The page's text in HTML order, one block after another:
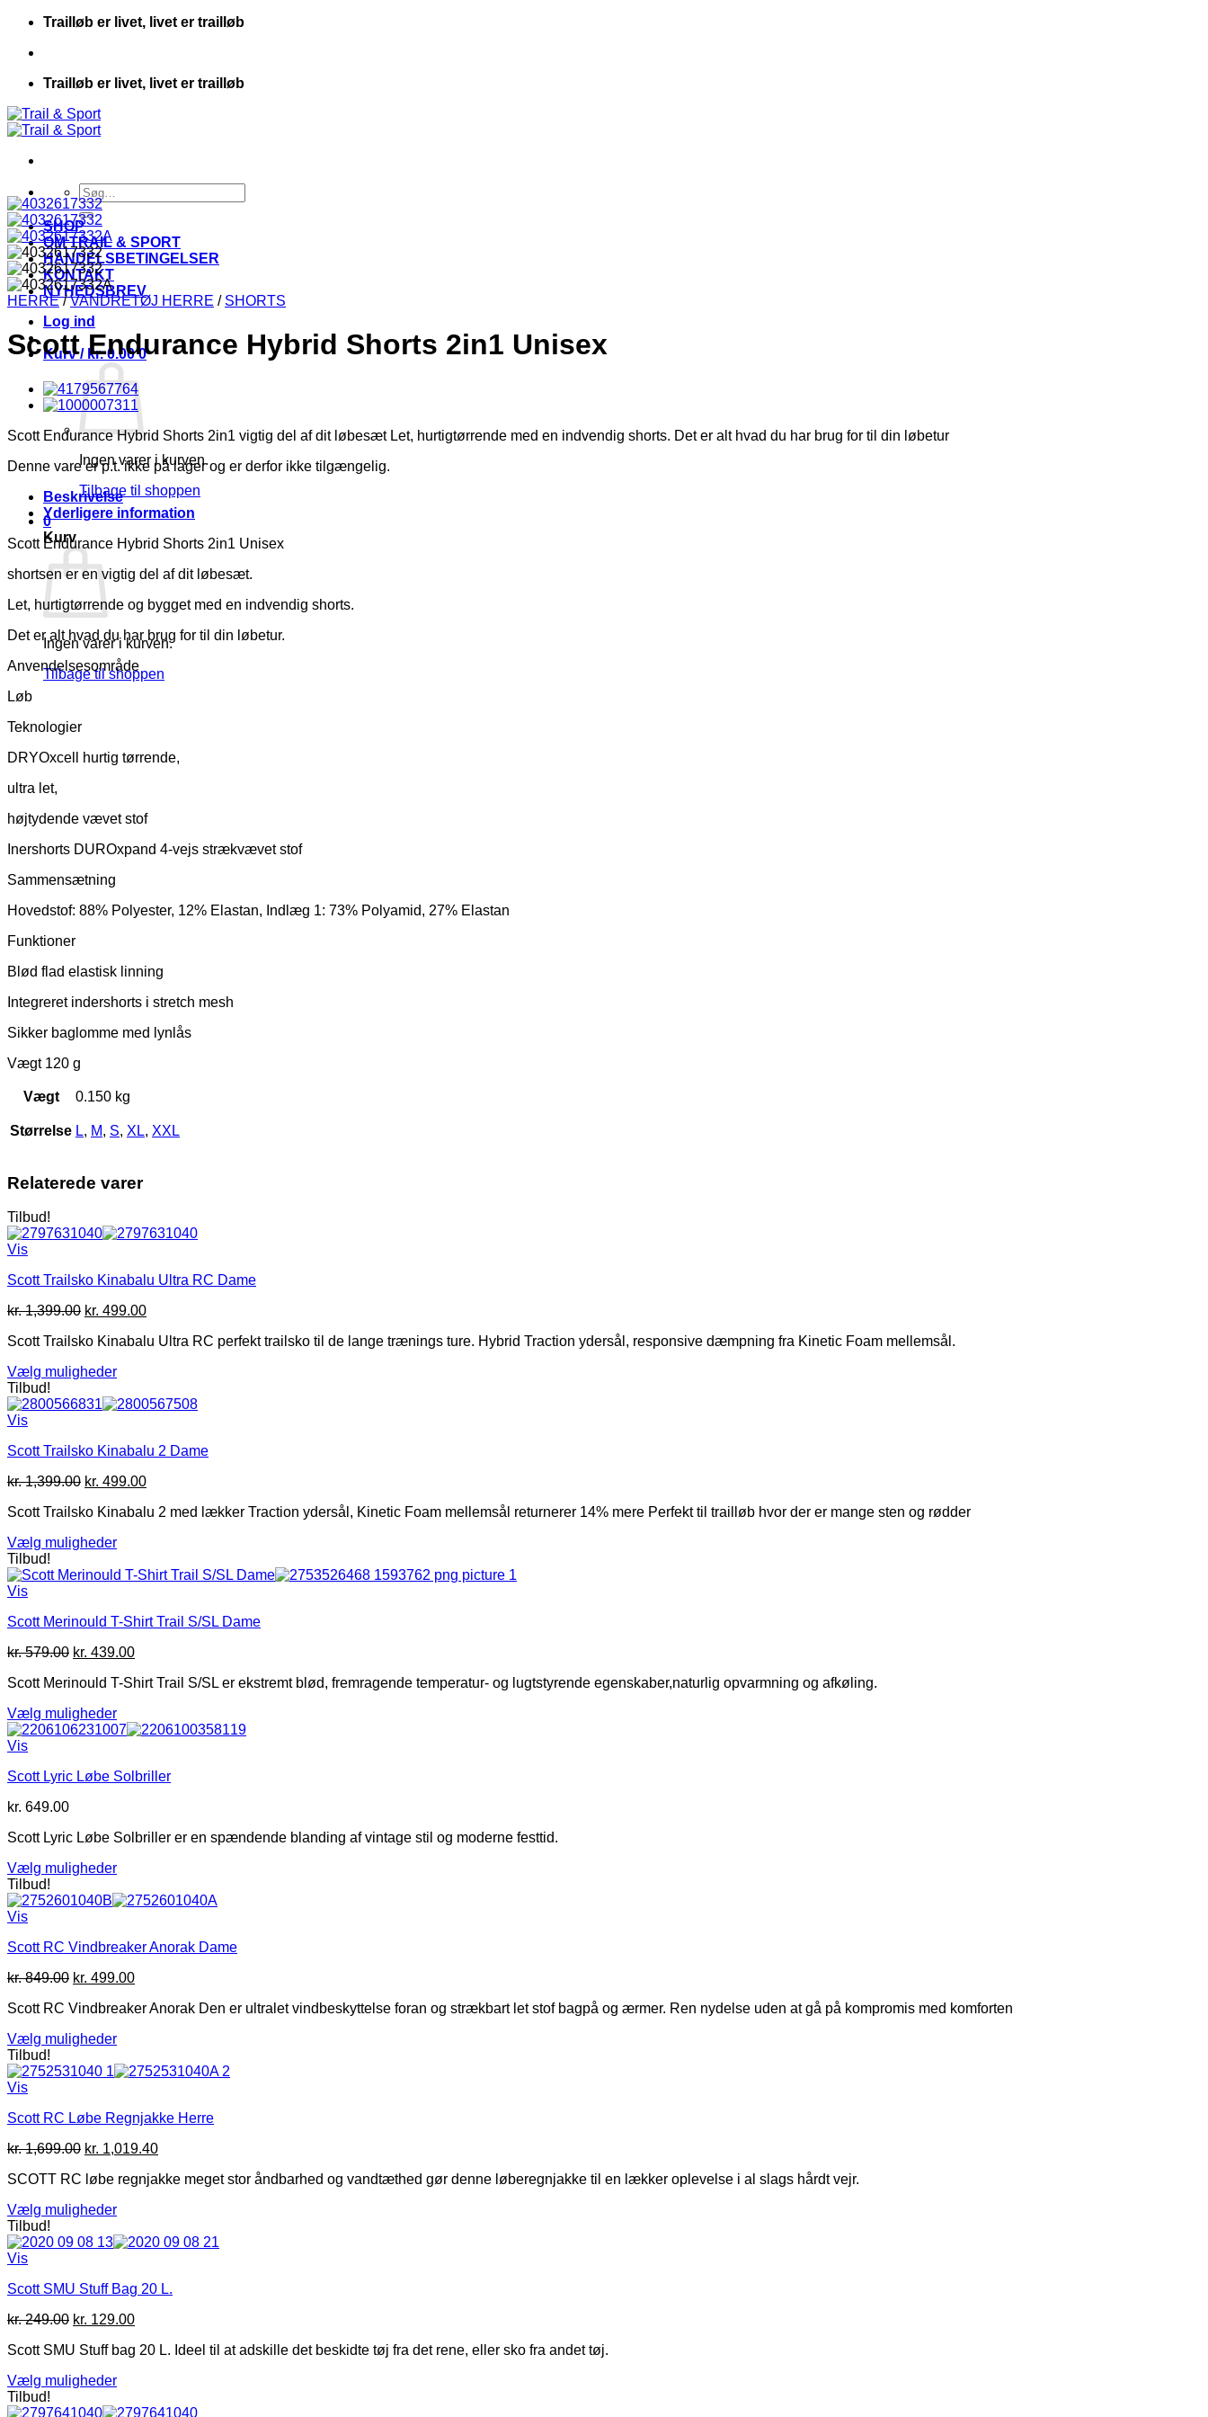
Fortsæt
indhold
Trailløb er livet, livet er trailløb
Trailløb er livet, livet er trailløb
Søg
efter:
SHOP
OM TRAIL & SPORT
HANDELSBETINGELSER
KONTAKT
NYHEDSBREV
Log ind
Kurv / kr.0.00 0
Ingen varer i kurven.
Tilbage til shoppen
0
Kurv
Ingen varer i kurven.
Tilbage til shoppen
HERRE / VANDRETØJ HERRE / SHORTS
Scott Endurance Hybrid Shorts 2in1 Unisex
Scott Endurance Hybrid Shorts 2in1 vigtig del af dit løbesæt Let, hurtigtørrende med en indvendig shorts. Det er alt hvad du har brug for til din løbetur
Denne vare er p.t. ikke på lager og er derfor ikke tilgængelig.
Beskrivelse
Yderligere information
Scott Endurance Hybrid Shorts 2in1 Unisex
shortsen er en vigtig del af dit løbesæt.
Let, hurtigtørrende og bygget med en indvendig shorts.
Det er alt hvad du har brug for til din løbetur.
Anvendelsesområde
Løb
Teknologier
DRYOxcell hurtig tørrende,
ultra let,
højtydende vævet stof
Inershorts DUROxpand 4-vejs strækvævet stof
Sammensætning
Hovedstof: 88% Polyester, 12% Elastan, Indlæg 1: 73% Polyamid, 27% Elastan
Funktioner
Blød flad elastisk linning
Integreret indershorts i stretch mesh
Sikker baglomme med lynlås
Vægt 120 g
Vægt 0.150 kg
Størrelse L, M, S, XL, XXL
Relaterede varer
Tilbud!
Vis
Scott Trailsko Kinabalu Ultra RC Dame
kr.1,399.00 Den
pris
kr. 1,399.00.
kr. 499.00Den
pris
Scott Trailsko Kinabalu Ultra RC perfekt trailsko til de lange trænings ture. Hybrid Traction ydersål, responsive dæmpning fra Kinetic Foam mellemsål.
Vælg muligheder
Dette
vare
har
varianter.
kan
på
Tilbud!
Vis
Scott Trailsko Kinabalu 2 Dame
kr.1,399.00 Den
pris
kr. 1,399.00.
kr. 499.00Den
pris
Scott Trailsko Kinabalu 2 med lækker Traction ydersål, Kinetic Foam mellemsål returnerer 14% mere Perfekt til trailløb hvor der er mange sten og rødder
Vælg muligheder
Dette
vare
har
varianter.
kan
på
Tilbud!
Vis
Scott Merinould T-Shirt Trail S/SL Dame
kr.579.00 Den
pris
kr. 579.00.
kr. 439.00Den
pris
Scott Merinould T-Shirt Trail S/SL er ekstremt blød, fremragende temperatur- og lugtstyrende egenskaber,naturlig opvarmning og afkøling.
Vælg muligheder
Dette
vare
flere
Mulighederne
vælges
varesiden
Vis
Scott Lyric Løbe Solbriller
kr. 649.00
Scott Lyric Løbe Solbriller er en spændende blanding af vintage stil og moderne festtid.
Vælg muligheder
Dette
vare
har
varianter.
kan
på
Tilbud!
Vis
Scott RC Vindbreaker Anorak Dame
kr.849.00 Den
pris
kr. 849.00.
kr. 499.00Den
pris
Scott RC Vindbreaker Anorak Den er ultralet vindbeskyttelse foran og strækbart let stof bagpå og ærmer. Ren nydelse uden at gå på kompromis med komforten
Vælg muligheder
Dette
vare
har
varianter.
kan
på
Tilbud!
Vis
Scott RC Løbe Regnjakke Herre
kr.1,699.00 Den
pris
kr. 1,699.00.
kr. 1,019.40Den
pris
SCOTT RC løbe regnjakke meget stor åndbarhed og vandtæthed gør denne løberegnjakke til en lækker oplevelse i al slags hårdt vejr.
Vælg muligheder
Dette
vare
har
varianter.
kan
på
Tilbud!
Vis
Scott SMU Stuff Bag 20 L.
kr.249.00 Den
pris
kr. 249.00.
kr. 129.00Den
pris
Scott SMU Stuff bag 20 L. Ideel til at adskille det beskidte tøj fra det rene, eller sko fra andet tøj.
Vælg muligheder
Dette
vare
Tilbud!